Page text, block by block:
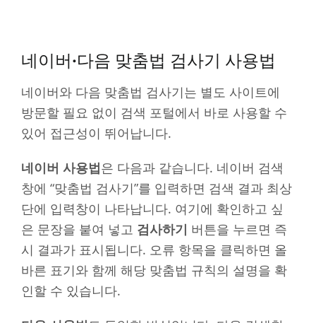
네이버·다음 맞춤법 검사기 사용법
네이버와 다음 맞춤법 검사기는 별도 사이트에
방문할 필요 없이 검색 포털에서 바로 사용할 수
있어 접근성이 뛰어납니다.
네이버 사용법은 다음과 같습니다. 네이버 검색
창에 “맞춤법 검사기”를 입력하면 검색 결과 최상
단에 입력창이 나타납니다. 여기에 확인하고 싶
은 문장을 붙여 넣고 검사하기 버튼을 누르면 즉
시 결과가 표시됩니다. 오류 항목을 클릭하면 올
바른 표기와 함께 해당 맞춤법 규칙의 설명을 확
인할 수 있습니다.